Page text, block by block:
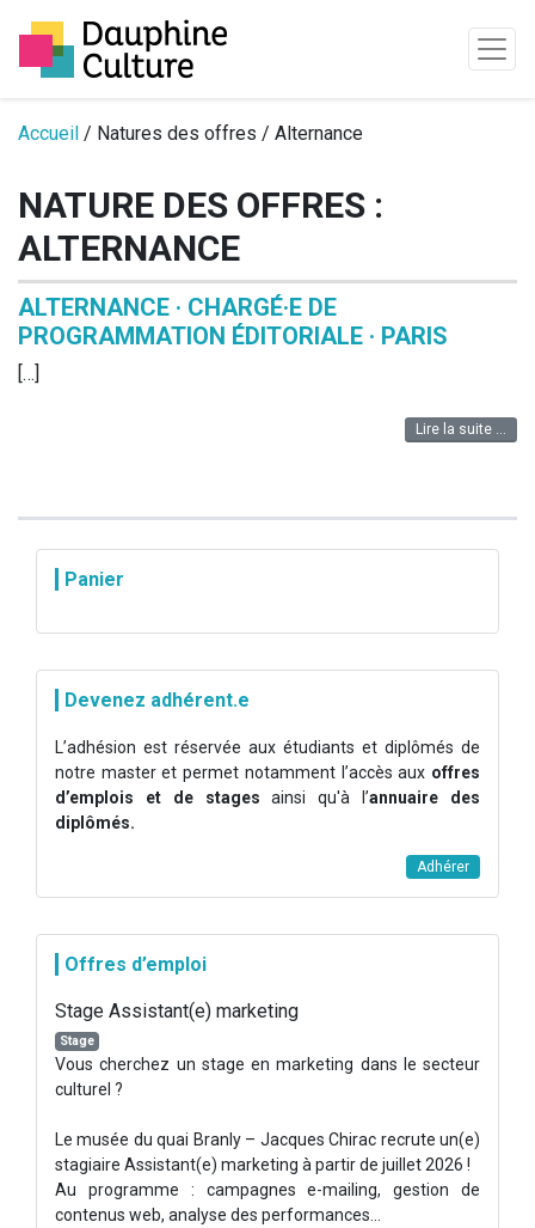
Passer au contenu
Accueil / Natures des offres / Alternance
NATURE DES OFFRES :
ALTERNANCE
ALTERNANCE · CHARGÉ·E DE
PROGRAMMATION ÉDITORIALE · PARIS
[…]
Lire la suite …
Panier
Devenez adhérent.e
L’adhésion est réservée aux étudiants et diplômés de
notre master et permet notamment l’accès aux offres
d’emplois et de stages ainsi qu'à l’annuaire des
diplômés.
Adhérer
Offres d’emploi
Stage Assistant(e) marketing
Stage
Vous cherchez un stage en marketing dans le secteur
culturel ?
Le musée du quai Branly – Jacques Chirac recrute un(e)
stagiaire Assistant(e) marketing à partir de juillet 2026 !
Au programme : campagnes e-mailing, gestion de
contenus web, analyse des performances...